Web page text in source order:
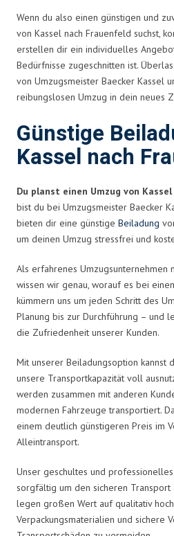
Wenn du also einen günstigen und
von Kassel nach Frauenfeld suchst,
erstellen dir ein individuelles
Bedürfnisse zugeschnitten ist.
von Umzugsmeister Baecker Kassel
reibungslosen Umzug in dein neues
Günstige
Kassel nach
Du planst einen Umzug von
bist du bei Umzugsmeister Baecker
bieten dir eine günstige Beiladung
um deinen Umzug stressfrei und
Als erfahrenes Umzugsunternehmen
wissen wir genau, worauf es bei
kümmern uns um jeden Schritt des
Planung bis zur Durchführung – und
die Zufriedenheit unserer Kunden.
Mit unserer Beiladungsoption kannst
unsere Transportkapazität voll
werden zusammen mit anderen
modernen Fahrzeuge transportiert.
einem deutlich günstigeren Preis im
Alleintransport.
Unser geschultes und
sorgfältig um den sicheren
legen großen Wert auf qualitativ
Verpackungsmaterialien und sichere